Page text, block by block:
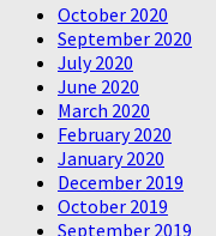
October 2020
September 2020
July 2020
June 2020
March 2020
February 2020
January 2020
December 2019
October 2019
September 2019